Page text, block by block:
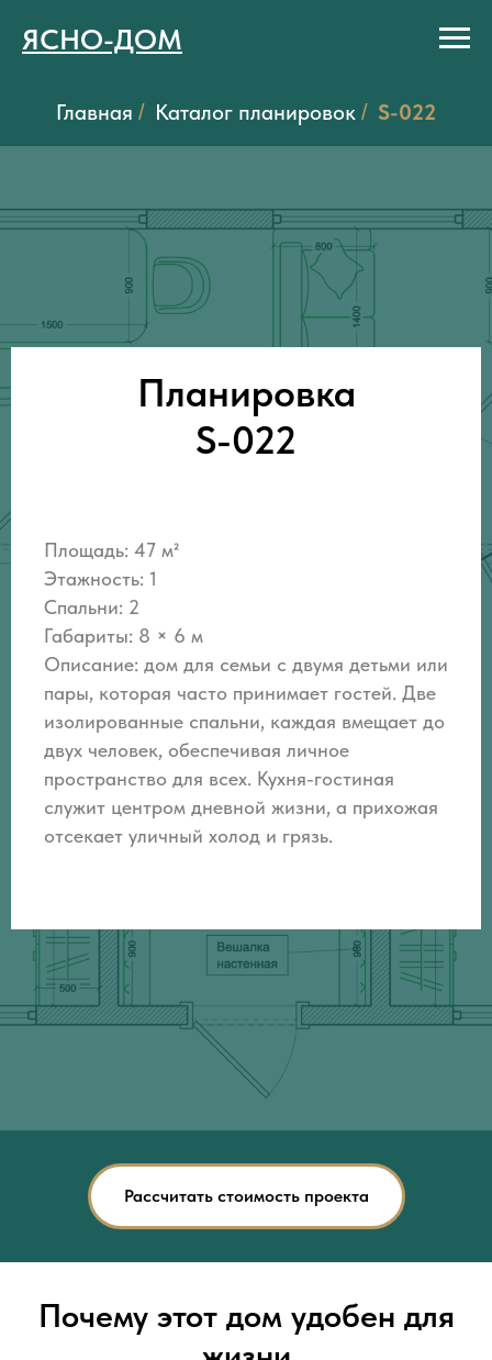
ЯСНО-ДОМ
Главная / Каталог планировок / S-022
Планировка
S-022
Площадь: 47 м²
Этажность: 1
Спальни: 2
Габариты: 8 × 6 м
Описание: дом для семьи с двумя детьми или
пары, которая часто принимает гостей. Две
изолированные спальни, каждая вмещает до
двух человек, обеспечивая личное
пространство для всех. Кухня-гостиная
служит центром дневной жизни, а прихожая
отсекает уличный холод и грязь.
Рассчитать стоимость проекта
Почему этот дом удобен для